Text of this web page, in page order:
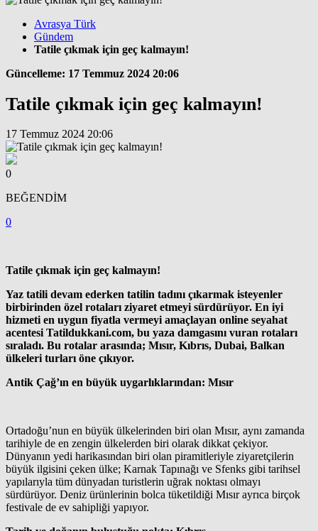
Avrasya Türk
Gündem
Tatile çıkmak için geç kalmayın!
Güncelleme: 17 Temmuz 2024 20:06
Tatile çıkmak için geç kalmayın!
17 Temmuz 2024 20:06
0
BEĞENDİM
0
Tatile çıkmak için geç kalmayın!
Yaz tatili devam ederken tatilin tadını çıkarmak isteyenler
birbirinden özel rotaları ziyaret etmeyi sürdürüyor. En iyi
hizmeti en uygun fiyatla vermeyi amaçlayan online seyahat
acentesi Tatildukkani.com, bu yaza damgasını vuran rotaları
sıraladı. Bu rotalar arasında; Mısır, Kıbrıs, Dubai, Balkan
ülkeleri turları öne çıkıyor.
Antik Çağ’ın en büyük uygarlıklarından: Mısır
Ortadoğu’nun en büyük ülkelerinden biri olan Mısır, aynı zamanda
tarihiyle de en zengin ülkelerden biri olarak dikkat çekiyor.
Dünyanın yedi harikasından biri olan piramitleriyle ziyaretçilerin
büyük ilgisini çeken ülke; Karnak Tapınağı ve Sfenks gibi tarihsel
yapılarıyla tüm dünyadan turistlerin uğrak noktası olmayı
sürdürüyor. Deniz ürünlerinin bolca tüketildiği Mısır ayrıca birçok
festivale de ev sahipliği yapıyor.